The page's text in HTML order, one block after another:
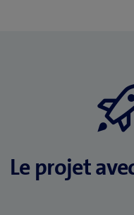
Le projet